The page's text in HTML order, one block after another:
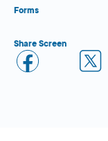
Forms
Share Screen